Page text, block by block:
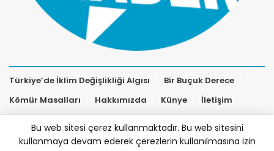
Türkiye’de İklim Değişlikliği Algısı
Bir Buçuk Derece
Kömür Masalları
Hakkımızda Künye İletişim
Bu web sitesi çerez kullanmaktadır. Bu web sitesini
kullanmaya devam ederek çerezlerin kullanılmasına izin